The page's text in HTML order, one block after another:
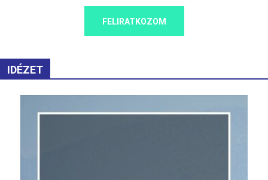
FELIRATKOZOM
IDÉZET